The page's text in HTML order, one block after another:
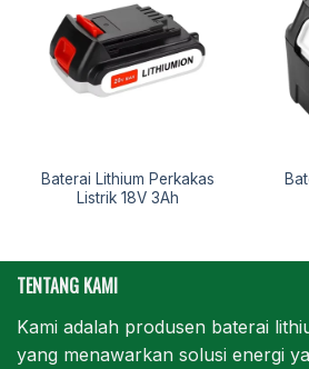
Baterai Lithium Perkakas
Listrik 18V 3Ah
TENTANG KAMI
Kami adalah produsen baterai
yang menawarkan solusi energi